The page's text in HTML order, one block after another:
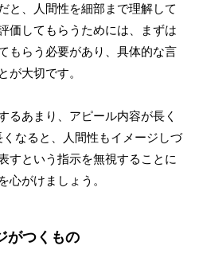
と、人間性を細部まで理解して
価してもらうためには、まずは
もらう必要があり、具体的な言
が大切です。
るあまり、アピール内容が長く
なると、人間性もイメージしづ
すという指示を無視することに
心がけましょう。
がつくもの